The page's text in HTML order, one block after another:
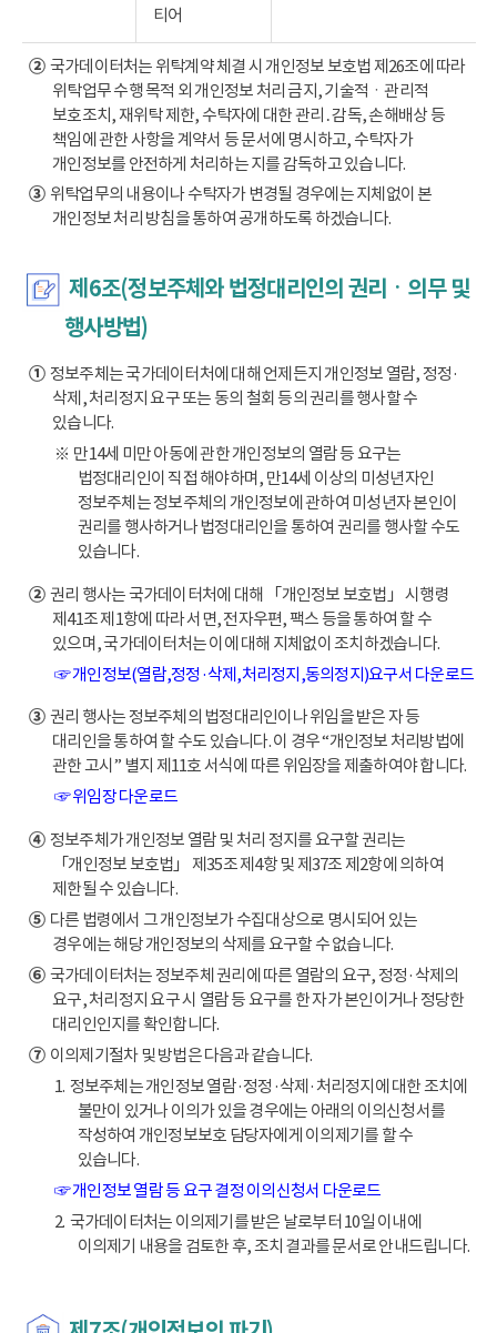
티어
②국가데이터처는 위탁계약 체결 시 개인정보 보호법 제26조에 따라
위탁업무 수행 목적 외 개인정보 처리 금지, 기술적ㆍ관리적
보호조치, 재위탁 제한, 수탁자에 대한 관리․감독, 손해배상 등
책임에 관한 사항을 계약서 등 문서에 명시하고, 수탁자가
개인정보를 안전하게 처리하는 지를 감독하고 있습니다.
③위탁업무의 내용이나 수탁자가 변경될 경우에는 지체없이 본
개인정보 처리 방침을 통하여 공개하도록 하겠습니다.
제6조(정보주체와 법정대리인의 권리ㆍ의무 및
행사방법)
①정보주체는 국가데이터처에 대해 언제든지 개인정보 열람, 정정·
삭제, 처리정지 요구 또는 동의 철회 등의 권리를 행사할 수
있습니다.
※ 만14세 미만 아동에 관한 개인정보의 열람 등 요구는
법정대리인이 직접 해야하며, 만14세 이상의 미성년자인
정보주체는 정보주체의 개인정보에 관하여 미성년자 본인이
권리를 행사하거나 법정대리인을 통하여 권리를 행사할 수도
있습니다.
②권리 행사는 국가데이터처에 대해 「개인정보 보호법」 시행령
제41조 제1항에 따라 서면, 전자우편, 팩스 등을 통하여 할 수
있으며, 국가데이터처는 이에 대해 지체없이 조치하겠습니다.
☞ 개인정보(열람,정정·삭제,처리정지,동의정지)요구서 다운로드
③권리 행사는 정보주체의 법정대리인이나 위임을 받은 자 등
대리인을 통하여 할 수도 있습니다. 이 경우 “개인정보 처리방법에
관한 고시” 별지 제11호 서식에 따른 위임장을 제출하여야 합니다.
☞ 위임장 다운로드
④정보주체가 개인정보 열람 및 처리 정지를 요구할 권리는
「개인정보 보호법」 제35조 제4항 및 제37조 제2항에 의하여
제한될 수 있습니다.
⑤다른 법령에서 그 개인정보가 수집대상으로 명시되어 있는
경우에는 해당 개인정보의 삭제를 요구할 수 없습니다.
⑥국가데이터처는 정보주체 권리에 따른 열람의 요구, 정정·삭제의
요구, 처리정지 요구 시 열람 등 요구를 한 자가 본인이거나 정당한
대리인인지를 확인합니다.
⑦이의제기절차 및 방법은 다음과 같습니다.
1. 정보주체는 개인정보 열람·정정·삭제·처리정지에 대한 조치에
불만이 있거나 이의가 있을 경우에는 아래의 이의신청서를
작성하여 개인정보보호 담당자에게 이의제기를 할 수
있습니다.
☞ 개인정보 열람 등 요구 결정 이의신청서 다운로드
2. 국가데이터처는 이의제기를 받은 날로부터 10일 이내에
이의제기 내용을 검토한 후, 조치 결과를 문서로 안내드립니다.